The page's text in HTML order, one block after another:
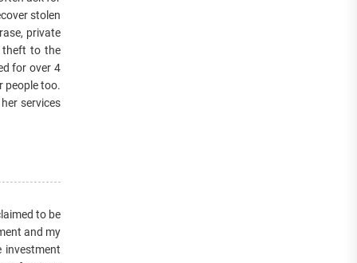
stolen
private
theft to the
for over 4
people too.
services
to be
and my